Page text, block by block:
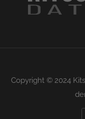
Copyright © 2024